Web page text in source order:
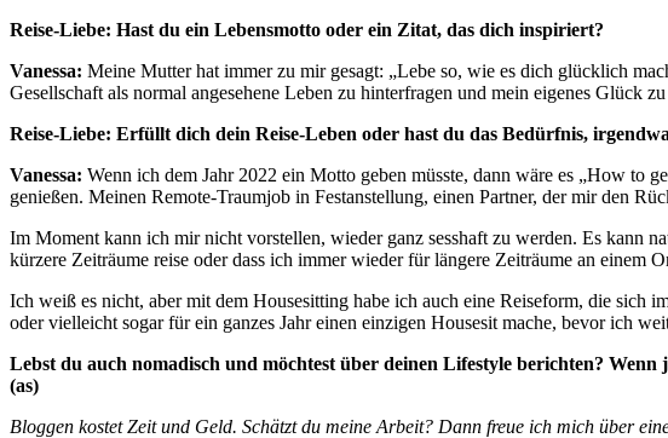
Reise-Liebe: Hast du ein Lebensmotto oder ein Zitat, das dich inspiriert?
Vanessa: Meine Mutter hat immer zu mir gesagt: „Lebe so, wie es dich glücklich
Gesellschaft als normal angesehene Leben zu hinterfragen und mein eigenes Glück
Reise-Liebe: Erfüllt dich dein Reise-Leben oder hast du das Bedürfnis,
Vanessa: Wenn ich dem Jahr 2022 ein Motto geben müsste, dann wäre es „How to
genießen. Meinen Remote-Traumjob in Festanstellung, einen Partner, der mir den
Im Moment kann ich mir nicht vorstellen, wieder ganz sesshaft zu werden. Es kann
kürzere Zeiträume reise oder dass ich immer wieder für längere Zeiträume an einem
Ich weiß es nicht, aber mit dem Housesitting habe ich auch eine Reiseform, die sich
oder vielleicht sogar für ein ganzes Jahr einen einzigen Housesit mache, bevor ich
Lebst du auch nomadisch und möchtest über deinen Lifestyle berichten?
(as)
Bloggen kostet Zeit und Geld. Schätzt du meine Arbeit? Dann freue ich mich über